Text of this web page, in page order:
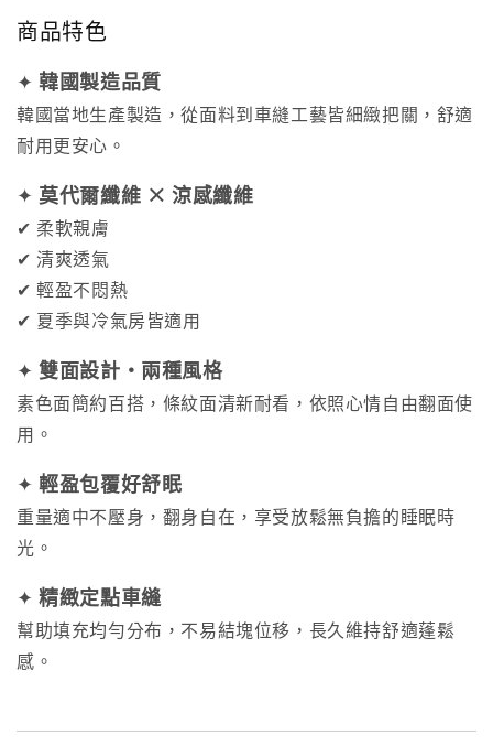
商品特色
✦韓國製造品質
韓國當地生產製造，從面料到車縫工藝皆細緻把關，舒適
耐用更安心。
✦ 莫代爾纖維 × 涼感纖維
✔ 柔軟親膚
✔ 清爽透氣
✔ 輕盈不悶熱
✔ 夏季與冷氣房皆適用
✦雙面設計・兩種風格
素色面簡約百搭，條紋面清新耐看，依照心情自由翻面使
用。
✦輕盈包覆好舒眠
重量適中不壓身，翻身自在，享受放鬆無負擔的睡眠時
光。
✦精緻定點車縫
幫助填充均勻分布，不易結塊位移，長久維持舒適蓬鬆
感。